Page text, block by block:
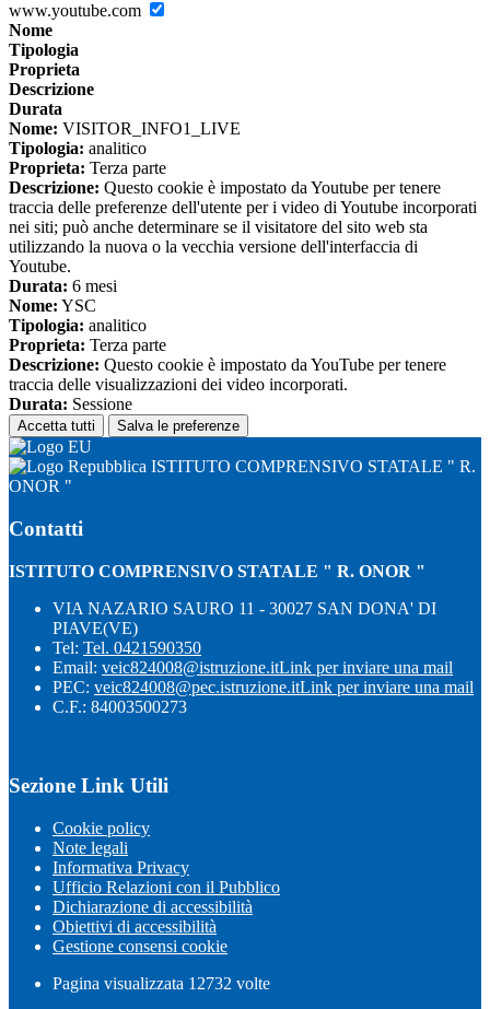
www.youtube.com
Nome
Tipologia
Proprieta
Descrizione
Durata
Nome: VISITOR_INFO1_LIVE
Tipologia: analitico
Proprieta: Terza parte
Descrizione: Questo cookie è impostato da Youtube per tenere
traccia delle preferenze dell'utente per i video di Youtube incorporati
nei siti; può anche determinare se il visitatore del sito web sta
utilizzando la nuova o la vecchia versione dell'interfaccia di
Youtube.
Durata: 6 mesi
Nome: YSC
Tipologia: analitico
Proprieta: Terza parte
Descrizione: Questo cookie è impostato da YouTube per tenere
traccia delle visualizzazioni dei video incorporati.
Durata: Sessione
Accetta tutti Salva le preferenze
ISTITUTO COMPRENSIVO STATALE " R.
ONOR "
Contatti
ISTITUTO COMPRENSIVO STATALE " R. ONOR "
VIA NAZARIO SAURO 11 - 30027 SAN DONA' DI
PIAVE(VE)
Tel: Tel. 0421590350
Email: veic824008@istruzione.itLink per inviare una mail
PEC: veic824008@pec.istruzione.itLink per inviare una mail
C.F.: 84003500273
Sezione Link Utili
Cookie policy
Note legali
Informativa Privacy
Ufficio Relazioni con il Pubblico
Dichiarazione di accessibilità
Obiettivi di accessibilità
Gestione consensi cookie
Pagina visualizzata 12732 volte